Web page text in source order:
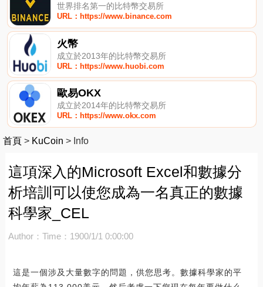
世界排名第一的比特幣交易所
URL：https://www.binance.com
火幣
成立於2013年的比特幣交易所
URL：https://www.huobi.com
歐易OKX
成立於2014年的比特幣交易所
URL：https://www.okx.com
首頁 > KuCoin > Info
這項深入的Microsoft Excel和數據分
析培訓可以使您成為一名真正的數據
科學家_CEL
Author： Time：1900/1/1 0:00:00
這是一個涉及大量數字的問題，供您思考。數據科學家的平